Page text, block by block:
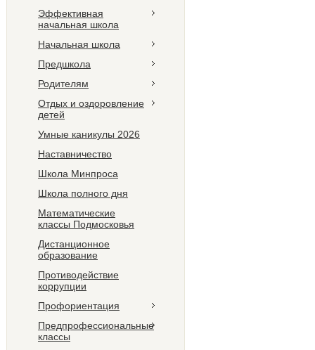
Эффективная
начальная школа
Начальная школа
Предшкола
Родителям
Отдых и оздоровление
детей
Умные каникулы 2026
Наставничество
Школа Минпроса
Школа полного дня
Математические
классы Подмосковья
Дистанционное
образование
Противодействие
коррупции
Профориентация
Предпрофессиональные
классы